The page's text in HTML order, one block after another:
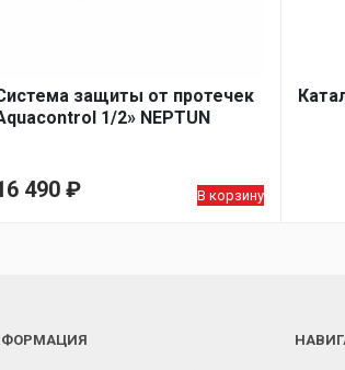
защиты от протечек
1/2» NEPTUN
490 ₽ В корзину